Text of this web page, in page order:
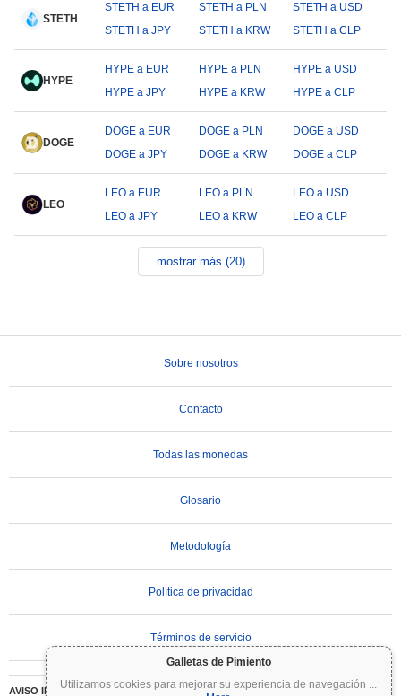
Galletas de Pimiento
Utilizamos cookies para mejorar su experiencia de navegación ...
STETH
STETH a EUR STETH a PLN
STETH a USD
STETH a JPY
STETH a KRW STETH a CLP
HYPE
HYPE a EUR HYPE a PLN
HYPE a USD
HYPE a JPY
HYPE a KRW HYPE a CLP
DOGE
DOGE a EUR DOGE a PLN
DOGE a USD
DOGE a JPY
DOGE a KRW DOGE a CLP
LEO
LEO a EUR LEO a PLN
LEO a USD
LEO a JPY
LEO a KRW LEO a CLP
mostrar más (20)
Sobre nosotros
Contacto
Todas las monedas
Glosario
Metodología
Política de privacidad
Términos de servicio
AVISO IMPORTANTE:Las criptomonedas son altamente volátiles e implican un riesgo